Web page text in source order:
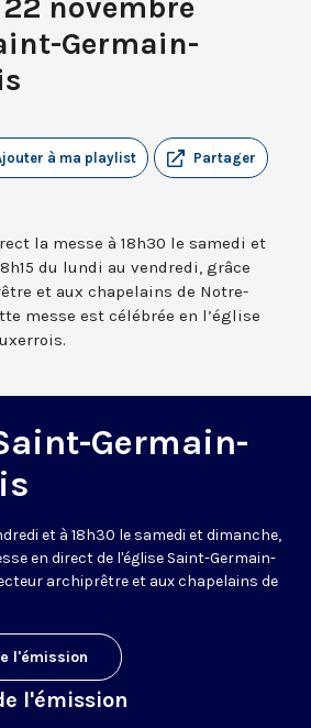
Germain-
Partager
à ma playlist
la messe à 18h30 le samedi et
du lundi au vendredi, grâce
et aux chapelains de Notre-
messe est célébrée en l’église
Germain-
et à 18h30 le samedi et dimanche,
en direct de l'église Saint-Germain-
archiprêtre et aux chapelains de
l'émission
l'émission